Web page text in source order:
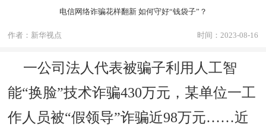
电信网络诈骗花样翻新 如何守好“钱袋子”？
作者：新华视点 时间：2023-08-16
一公司法人代表被骗子利用人工智
能“换脸”技术诈骗430万元，某单位一工
作人员被“假领导”诈骗近98万元……近